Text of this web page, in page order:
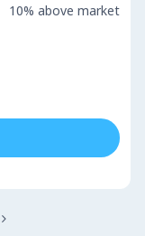
10% above market
